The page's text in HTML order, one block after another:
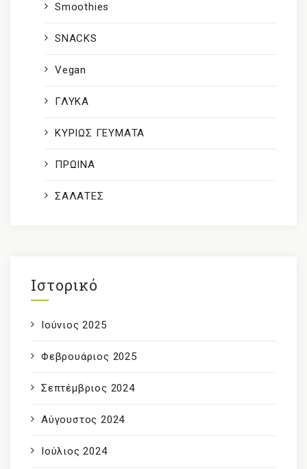
Smoothies
SNACKS
Vegan
ΓΛΥΚΑ
ΚΥΡΙΩΣ ΓΕΥΜΑΤΑ
ΠΡΩΙΝΑ
ΣΑΛΑΤΕΣ
Ιστορικό
Ιούνιος 2025
Φεβρουάριος 2025
Σεπτέμβριος 2024
Αύγουστος 2024
Ιούλιος 2024